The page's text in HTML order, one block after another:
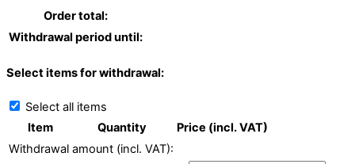
Order total:
Withdrawal period until:
Select items for withdrawal:
Select all items
Item
Quantity
Price (incl. VAT)
Withdrawal amount (incl. VAT):